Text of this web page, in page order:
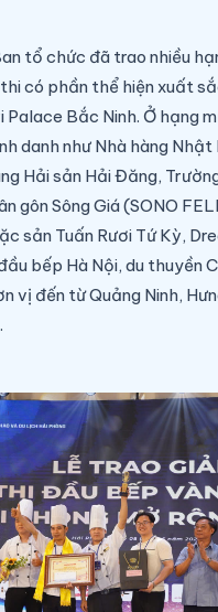
tổ chức đã trao nhiều
có phần thể hiện xuất
Bắc Ninh. Ở hạng
danh như Nhà hàng Nhật
Hải sản Hải Đăng,
gôn Sông Giá (SONO
sản Tuấn Rươi Tứ Kỳ,
bếp Hà Nội, du thuyền
vị đến từ Quảng Ninh,